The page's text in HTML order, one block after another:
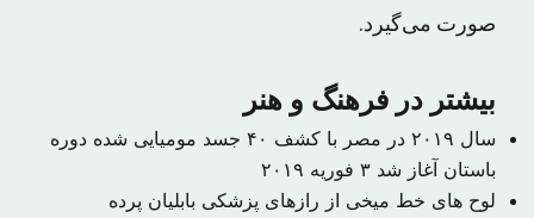
صورت می‌گیرد.
بیشتر در فرهنگ و هنر
سال ۲۰۱۹ در مصر با کشف ۴۰ جسد مومیایی شده دوره
باستان آغاز شد ۳ فوریه ۲۰۱۹
لوح های خط میخی از رازهای پزشکی بابلیان پرده